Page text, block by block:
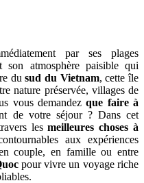
par ses plages
son atmosphère paisible qui
dusud du Vietnam, cette île
nature préservée, villages de
vous demandezque faire à
de votre séjour ? Dans cet
lesmeilleures choses à
aux expériences
couple, en famille ou entre
pour vivre un voyage riche